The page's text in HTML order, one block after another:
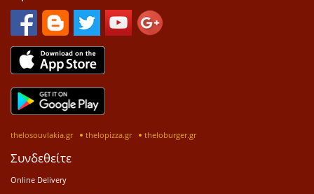
thelosouvlakia.gr thelopizza.gr theloburger.gr
Συνδεθείτε
Online Delivery